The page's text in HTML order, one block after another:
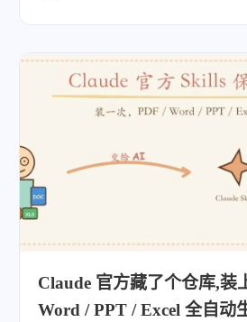
Claude 官方藏了个仓库,装
Word / PPT / Excel 全自动